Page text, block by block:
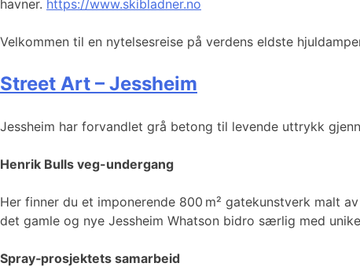
havner. https://www.skibladner.no
Velkommen til en nytelsesreise på verdens eldste
Street Art – Jessheim
Jessheim har forvandlet grå betong til levende uttrykk
Henrik Bulls veg-undergang
Her finner du et imponerende 800 m² gatekunstverk malt av
det gamle og nye Jessheim Whatson bidro særlig med
Spray‑prosjektets samarbeid